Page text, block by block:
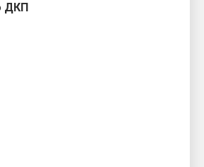
ДКП